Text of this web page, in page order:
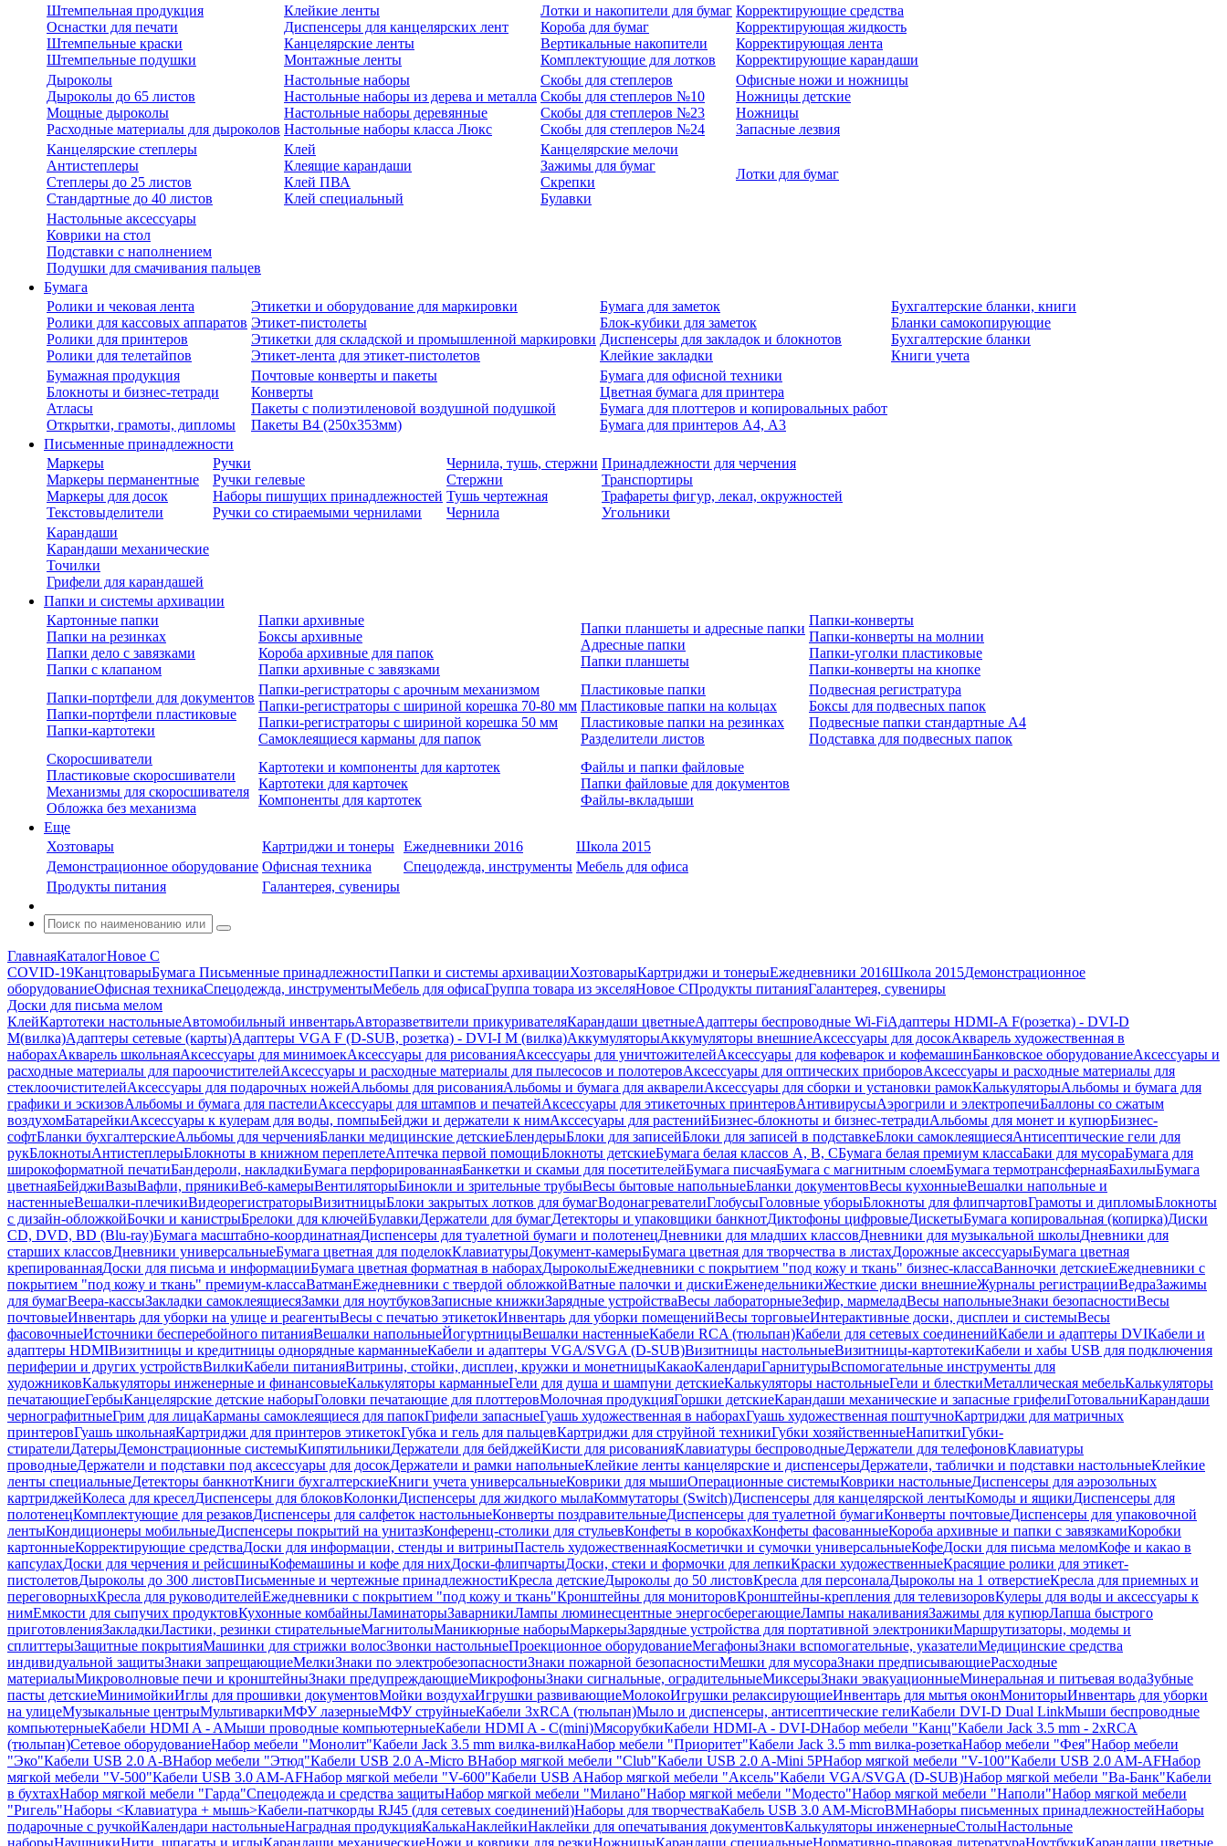
Штемпельная продукция
Оснастки для печати
Штемпельные краски
Штемпельные подушки
Клейкие ленты
Диспенсеры для канцелярских лент
Канцелярские ленты
Монтажные ленты
Лотки и накопители для бумаг
Короба для бумаг
Вертикальные накопители
Комплектующие для лотков
Корректирующие средства
Корректирующая жидкость
Корректирующая лента
Корректирующие карандаши
Дыроколы
Дыроколы до 65 листов
Мощные дыроколы
Расходные материалы для дыроколов
Настольные наборы
Настольные наборы из дерева и металла
Настольные наборы деревянные
Настольные наборы класса Люкс
Скобы для степлеров
Скобы для степлеров №10
Скобы для степлеров №23
Скобы для степлеров №24
Офисные ножи и ножницы
Ножницы детские
Ножницы
Запасные лезвия
Канцелярские степлеры
Антистеплеры
Степлеры до 25 листов
Стандартные до 40 листов
Клей
Клеящие карандаши
Клей ПВА
Клей специальный
Канцелярские мелочи
Зажимы для бумаг
Скрепки
Булавки
Лотки для бумаг
Настольные аксессуары
Коврики на стол
Подставки с наполнением
Подушки для смачивания пальцев
Бумага
Ролики и чековая лента
Ролики для кассовых аппаратов
Ролики для принтеров
Ролики для телетайпов
Этикетки и оборудование для маркировки
Этикет-пистолеты
Этикетки для складской и промышленной маркировки
Этикет-лента для этикет-пистолетов
Бумага для заметок
Блок-кубики для заметок
Диспенсеры для закладок и блокнотов
Клейкие закладки
Бухгалтерские бланки, книги
Бланки самокопирующие
Бухгалтерские бланки
Книги учета
Бумажная продукция
Блокноты и бизнес-тетради
Атласы
Открытки, грамоты, дипломы
Почтовые конверты и пакеты
Конверты
Пакеты с полиэтиленовой воздушной подушкой
Пакеты В4 (250х353мм)
Бумага для офисной техники
Цветная бумага для принтера
Бумага для плоттеров и копировальных работ
Бумага для принтеров А4, А3
Письменные принадлежности
Маркеры
Маркеры перманентные
Маркеры для досок
Текстовыделители
Ручки
Ручки гелевые
Наборы пишущих принадлежностей
Ручки со стираемыми чернилами
Чернила, тушь, стержни
Стержни
Тушь чертежная
Чернила
Принадлежности для черчения
Транспортиры
Трафареты фигур, лекал, окружностей
Угольники
Карандаши
Карандаши механические
Точилки
Грифели для карандашей
Папки и системы архивации
Картонные папки
Папки на резинках
Папки дело с завязками
Папки с клапаном
Папки архивные
Боксы архивные
Короба архивные для папок
Папки архивные с завязками
Папки планшеты и адресные папки
Адресные папки
Папки планшеты
Папки-конверты
Папки-конверты на молнии
Папки-уголки пластиковые
Папки-конверты на кнопке
Папки-портфели для документов
Папки-портфели пластиковые
Папки-картотеки
Папки-регистраторы с арочным механизмом
Папки-регистраторы с шириной корешка 70-80 мм
Папки-регистраторы с шириной корешка 50 мм
Самоклеящиеся карманы для папок
Пластиковые папки
Пластиковые папки на кольцах
Пластиковые папки на резинках
Разделители листов
Подвесная регистратура
Боксы для подвесных папок
Подвесные папки стандартные А4
Подставка для подвесных папок
Скоросшиватели
Пластиковые скоросшиватели
Механизмы для скоросшивателя
Обложка без механизма
Картотеки и компоненты для картотек
Картотеки для карточек
Компоненты для картотек
Файлы и папки файловые
Папки файловые для документов
Файлы-вкладыши
Еще
Хозтовары
Картриджи и тонеры Ежедневники 2016
Школа 2015
Демонстрационное оборудование Офисная техника Спецодежда, инструменты Мебель для офиса
Продукты питания
Галантерея, сувениры
ГлавнаяКаталогНовое С
COVID-19КанцтоварыБумага Письменные принадлежностиПапки и системы архивацииХозтоварыКартриджи и тонерыЕжедневники 2016Школа 2015Демонстрационное
оборудованиеОфисная техникаСпецодежда, инструментыМебель для офисаГруппа товара из экселяНовое СПродукты питанияГалантерея, сувениры
Доски для письма мелом
КлейКартотеки настольныеАвтомобильный инвентарьАвторазветвители прикуривателяКарандаши цветныеАдаптеры беспроводные Wi-FiАдаптеры HDMI-A F(розетка) - DVI-D
M(вилка)Адаптеры сетевые (карты)Адаптеры VGA F (D-SUB, розетка) - DVI-I M (вилка)АккумуляторыАккумуляторы внешниеАксессуары для досокАкварель художественная в
наборахАкварель школьнаяАксессуары для минимоекАксессуары для рисованияАксессуары для уничтожителейАксессуары для кофеварок и кофемашинБанковское оборудованиеАксессуары и
расходные материалы для пароочистителейАксессуары и расходные материалы для пылесосов и полотеровАксессуары для оптических приборовАксессуары и расходные материалы для
стеклоочистителейАксессуары для подарочных ножейАльбомы для рисованияАльбомы и бумага для акварелиАксессуары для сборки и установки рамокКалькуляторыАльбомы и бумага для
графики и эскизовАльбомы и бумага для пастелиАксессуары для штампов и печатейАксессуары для этикеточных принтеровАнтивирусыАэрогрили и электропечиБаллоны со сжатым
воздухомБатарейкиАксессуары к кулерам для воды, помпыБейджи и держатели к нимАкссесуары для растенийБизнес-блокноты и бизнес-тетрадиАльбомы для монет и купюрБизнес-
софтБланки бухгалтерскиеАльбомы для черченияБланки медицинские детскиеБлендерыБлоки для записейБлоки для записей в подставкеБлоки самоклеящиесяАнтисептические гели для
рукБлокнотыАнтистеплерыБлокноты в книжном переплетеАптечка первой помощиБлокноты детскиеБумага белая классов А, В, СБумага белая премиум классаБаки для мусораБумага для
широкоформатной печатиБандероли, накладкиБумага перфорированнаяБанкетки и скамьи для посетителейБумага писчаяБумага с магнитным слоемБумага термотрансфернаяБахилыБумага
цветнаяБейджиВазыВафли, пряникиВеб-камерыВентиляторыБинокли и зрительные трубыВесы бытовые напольныеБланки документовВесы кухонныеВешалки напольные и
настенныеВешалки-плечикиВидеорегистраторыВизитницыБлоки закрытых лотков для бумагВодонагревателиГлобусыГоловные уборыБлокноты для флипчартовГрамоты и дипломыБлокноты
с дизайн-обложкойБочки и канистрыБрелоки для ключейБулавкиДержатели для бумагДетекторы и упаковщики банкнотДиктофоны цифровыеДискетыБумага копировальная (копирка)Диски
CD, DVD, BD (Blu-ray)Бумага масштабно-координатнаяДиспенсеры для туалетной бумаги и полотенецДневники для младших классовДневники для музыкальной школыДневники для
старших классовДневники универсальныеБумага цветная для поделокКлавиатурыДокумент-камерыБумага цветная для творчества в листахДорожные аксессуарыБумага цветная
крепированнаяДоски для письма и информацииБумага цветная форматная в наборахДыроколыЕжедневники с покрытием "под кожу и ткань" бизнес-классаВанночки детскиеЕжедневники с
покрытием "под кожу и ткань" премиум-классаВатманЕжедневники с твердой обложкойВатные палочки и дискиЕженедельникиЖесткие диски внешниеЖурналы регистрацииВедраЗажимы
для бумагВеера-кассыЗакладки самоклеящиесяЗамки для ноутбуковЗаписные книжкиЗарядные устройстваВесы лабораторныеЗефир, мармеладВесы напольныеЗнаки безопасностиВесы
почтовыеИнвентарь для уборки на улице и реагентыВесы с печатью этикетокИнвентарь для уборки помещенийВесы торговыеИнтерактивные доски, дисплеи и системыВесы
фасовочныеИсточники бесперебойного питанияВешалки напольныеЙогуртницыВешалки настенныеКабели RCA (тюльпан)Кабели для сетевых соединенийКабели и адаптеры DVIКабели и
адаптеры HDMIВизитницы и кредитницы однорядные карманныеКабели и адаптеры VGA/SVGA (D-SUB)Визитницы настольныеВизитницы-картотекиКабели и хабы USB для подключения
периферии и других устройствВилкиКабели питанияВитрины, стойки, дисплеи, кружки и монетницыКакаоКалендариГарнитурыВспомогательные инструменты для
художниковКалькуляторы инженерные и финансовыеКалькуляторы карманныеГели для душа и шампуни детскиеКалькуляторы настольныеГели и блесткиМеталлическая мебельКалькуляторы
печатающиеГербыКанцелярские детские наборыГоловки печатающие для плоттеровМолочная продукцияГоршки детскиеКарандаши механические и запасные грифелиГотовальниКарандаши
чернографитныеГрим для лицаКарманы самоклеящиеся для папокГрифели запасныеГуашь художественная в наборахГуашь художественная поштучноКартриджи для матричных
принтеровГуашь школьнаяКартриджи для принтеров этикетокГубка и гель для пальцевКартриджи для струйной техникиГубки хозяйственныеНапиткиГубки-
стирателиДатерыДемонстрационные системыКипятильникиДержатели для бейджейКисти для рисованияКлавиатуры беспроводныеДержатели для телефоновКлавиатуры
проводныеДержатели и подставки под аксессуары для досокДержатели и рамки напольныеКлейкие ленты канцелярские и диспенсерыДержатели, таблички и подставки настольныеКлейкие
ленты специальныеДетекторы банкнотКниги бухгалтерскиеКниги учета универсальныеКоврики для мышиОперационные системыКоврики настольныеДиспенсеры для аэрозольных
картриджейКолеса для креселДиспенсеры для блоковКолонкиДиспенсеры для жидкого мылаКоммутаторы (Switch)Диспенсеры для канцелярской лентыКомоды и ящикиДиспенсеры для
полотенецКомплектующие для резаковДиспенсеры для салфеток настольныеКонверты поздравительныеДиспенсеры для туалетной бумагиКонверты почтовыеДиспенсеры для упаковочной
лентыКондиционеры мобильныеДиспенсеры покрытий на унитазКонференц-столики для стульевКонфеты в коробкахКонфеты фасованныеКороба архивные и папки с завязкамиКоробки
картонныеКорректирующие средстваДоски для информации, стенды и витриныПастель художественнаяКосметички и сумочки универсальныеКофеДоски для письма меломКофе и какао в
капсулахДоски для черчения и рейсшиныКофемашины и кофе для нихДоски-флипчартыДоски, стеки и формочки для лепкиКраски художественныеКрасящие ролики для этикет-
пистолетовДыроколы до 300 листовПисьменные и чертежные принадлежностиКресла детскиеДыроколы до 50 листовКресла для персоналаДыроколы на 1 отверстиеКресла для приемных и
переговорныхКресла для руководителейЕжедневники с покрытием "под кожу и ткань"Кронштейны для мониторовКронштейны-крепления для телевизоровКулеры для воды и аксессуары к
нимЕмкости для сыпучих продуктовКухонные комбайныЛаминаторыЗаварникиЛампы люминесцентные энергосберегающиеЛампы накаливанияЗажимы для купюрЛапша быстрого
приготовленияЗакладкиЛастики, резинки стирательныеМагнитолыМаникюрные наборыМаркерыЗарядные устройства для портативной электроникиМаршрутизаторы, модемы и
сплиттерыЗащитные покрытияМашинки для стрижки волосЗвонки настольныеПроекционное оборудованиеМегафоныЗнаки вспомогательные, указателиМедицинские средства
индивидуальной защитыЗнаки запрещающиеМелкиЗнаки по электробезопасностиЗнаки пожарной безопасностиМешки для мусораЗнаки предписывающиеРасходные
материалыМикроволновые печи и кронштейныЗнаки предупреждающиеМикрофоныЗнаки сигнальные, оградительныеМиксерыЗнаки эвакуационныеМинеральная и питьевая водаЗубные
пасты детскиеМинимойкиИглы для прошивки документовМойки воздухаИгрушки развивающиеМолокоИгрушки релаксирующиеИнвентарь для мытья оконМониторыИнвентарь для уборки
на улицеМузыкальные центрыМультиваркиМФУ лазерныеМФУ струйныеКабели 3xRCA (тюльпан)Мыло и диспенсеры, антисептические гелиКабели DVI-D Dual LinkМыши беспроводные
компьютерныеКабели HDMI A - AМыши проводные компьютерныеКабели HDMI A - C(mini)МясорубкиКабели HDMI-A - DVI-DНабор мебели "Канц"Кабели Jack 3.5 mm - 2xRCA
(тюльпан)Сетевое оборудованиеНабор мебели "Монолит"Кабели Jack 3.5 mm вилка-вилкаНабор мебели "Приоритет"Кабели Jack 3.5 mm вилка-розеткаНабор мебели "Фея"Набор мебели
"Эко"Кабели USB 2.0 A-BНабор мебели "Этюд"Кабели USB 2.0 A-Micro BНабор мягкой мебели "Club"Кабели USB 2.0 A-Mini 5PНабор мягкой мебели "V-100"Кабели USB 2.0 AM-AFНабор
мягкой мебели "V-500"Кабели USB 3.0 AM-AFНабор мягкой мебели "V-600"Кабели USB AНабор мягкой мебели "Аксель"Кабели VGA/SVGA (D-SUB)Набор мягкой мебели "Ва-Банк"Кабели
в бухтахНабор мягкой мебели "Гарда"Спецодежда и средства защитыНабор мягкой мебели "Милано"Набор мягкой мебели "Модесто"Набор мягкой мебели "Наполи"Набор мягкой мебели
"Ригель"Наборы <Клавиатура + мышь>Кабели-патчкорды RJ45 (для сетевых соединений)Наборы для творчестваКабель USB 3.0 AM-MicroBMНаборы письменных принадлежностейНаборы
подарочные с ручкойКалендари настольныеНаградная продукцияКалькаНаклейкиНаклейки для опечатывания документовКалькуляторы инженерныеСтолыНастольные
наборыНаушникиНити, шпагаты и иглыКарандаши механическиеНожи и коврики для резкиНожницыКарандаши специальныеНормативно-правовая литератураНоутбукиКарандаши цветные